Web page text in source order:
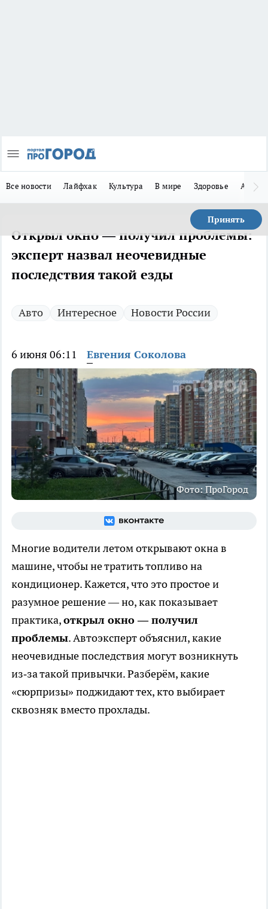
Все новости Лайфхак Культура В мире Здоровье Авто
Принять
Открыл окно — получил проблемы:
эксперт назвал неочевидные
последствия такой езды
Авто Интересное Новости России
6 июня 06:11 Евгения Соколова
Фото: ПроГород
Многие водители летом открывают окна в
машине, чтобы не тратить топливо на
кондиционер. Кажется, что это простое и
разумное решение — но, как показывает
практика,открыл окно — получил
проблемы. Автоэксперт объяснил, какие
неочевидные последствия могут возникнуть
из‑за такой привычки. Разберём, какие
«сюрпризы» поджидают тех, кто выбирает
сквозняк вместо прохлады.